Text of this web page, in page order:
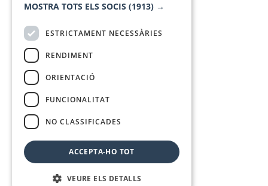
MOSTRA TOTS ELS SOCIS (1913) →
ESTRICTAMENT NECESSÀRIES
RENDIMENT
ORIENTACIÓ
FUNCIONALITAT
NO CLASSIFICADES
ACCEPTA-HO TOT
VEURE ELS DETALLS